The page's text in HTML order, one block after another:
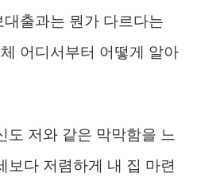
출과는 뭔가 다르다는
어디서부터 어떻게 알아
도 저와 같은 막막함을 느
보다 저렴하게 내 집 마련